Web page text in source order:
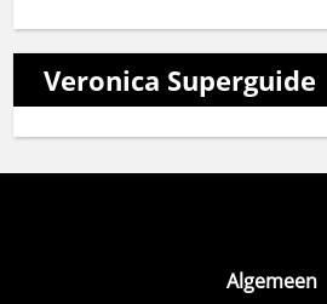
Veronica Superguide
Algemeen